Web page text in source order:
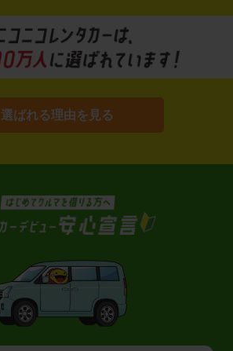
選ばれる理由を見る